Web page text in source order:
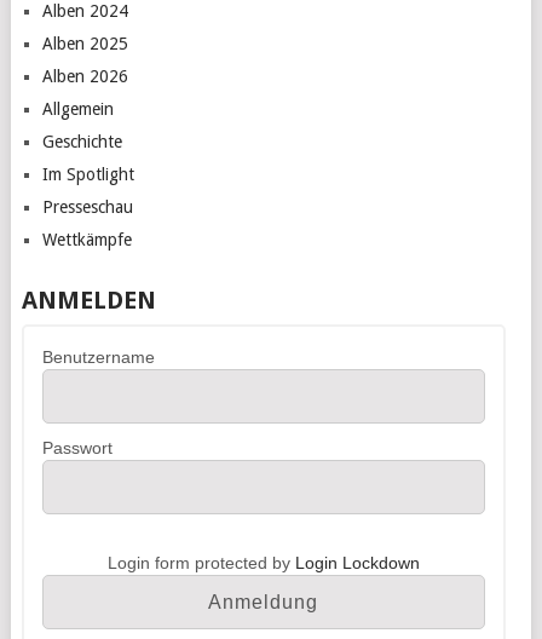
Alben 2024
Alben 2025
Alben 2026
Allgemein
Geschichte
Im Spotlight
Presseschau
Wettkämpfe
ANMELDEN
Benutzername
Passwort
Login form protected by Login Lockdown